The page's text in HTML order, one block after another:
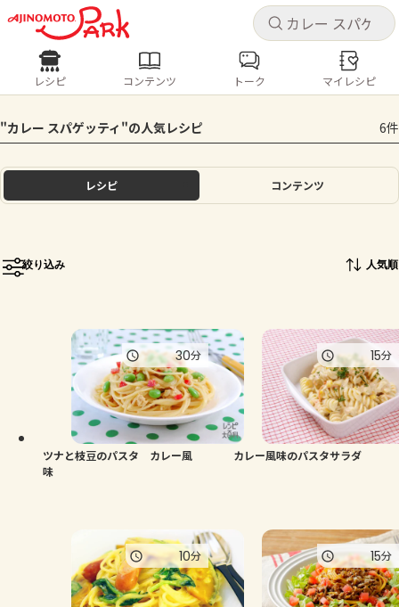
キャ
ログインするとレシピを保存できます
ログイン
ホーム
トーク
よくあるお問い合わせ
お買い物
キャ
レシピ コンテンツ
人気の食材・レシピ
きゅうり なす トマト とうもろこし
ピーマン
レシピ コンテンツ トーク マイレシピ
"カレー スパゲッティ"の人気レシピ 6件
レシピ コンテンツ
絞り込み 人気順
ツナと枝豆のパスタ カレー風
味
30分
カレー風味のパスタサラダ
15分
10分 15分